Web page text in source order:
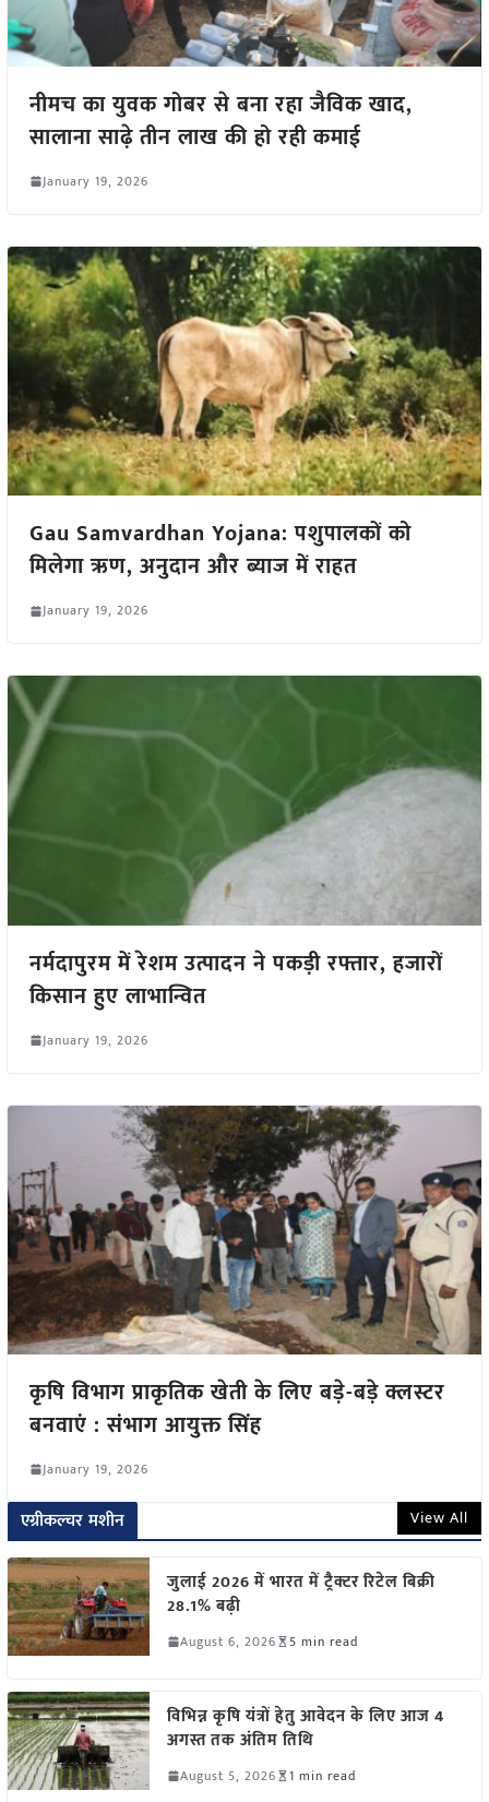
नीमच का युवक गोबर से बना रहा जैविक खाद,
सालाना साढ़े तीन लाख की हो रही कमाई
January 19, 2026
Gau Samvardhan Yojana: पशुपालकों को
मिलेगा ऋण, अनुदान और ब्याज में राहत
January 19, 2026
नर्मदापुरम में रेशम उत्पादन ने पकड़ी रफ्तार, हजारों
किसान हुए लाभान्वित
January 19, 2026
कृषि विभाग प्राकृतिक खेती के लिए बड़े-बड़े क्लस्टर
बनवाएं : संभाग आयुक्त सिंह
January 19, 2026
एग्रीकल्चर मशीन View All
जुलाई 2026 में भारत में ट्रैक्टर रिटेल बिक्री
28.1% बढ़ी
August 6, 2026 5 min read
विभिन्न कृषि यंत्रों हेतु आवेदन के लिए आज 4
अगस्त तक अंतिम तिथि
August 5, 2026 1 min read